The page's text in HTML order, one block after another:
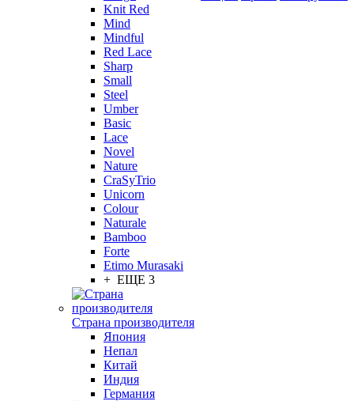
Knit Red
Mind
Mindful
Red Lace
Sharp
Small
Steel
Umber
Basic
Lace
Novel
Nature
CraSyTrio
Unicorn
Colour
Naturale
Bamboo
Forte
Etimo Murasaki
+ ЕЩЕ 3
Страна производителя
Япония
Непал
Китай
Индия
Германия